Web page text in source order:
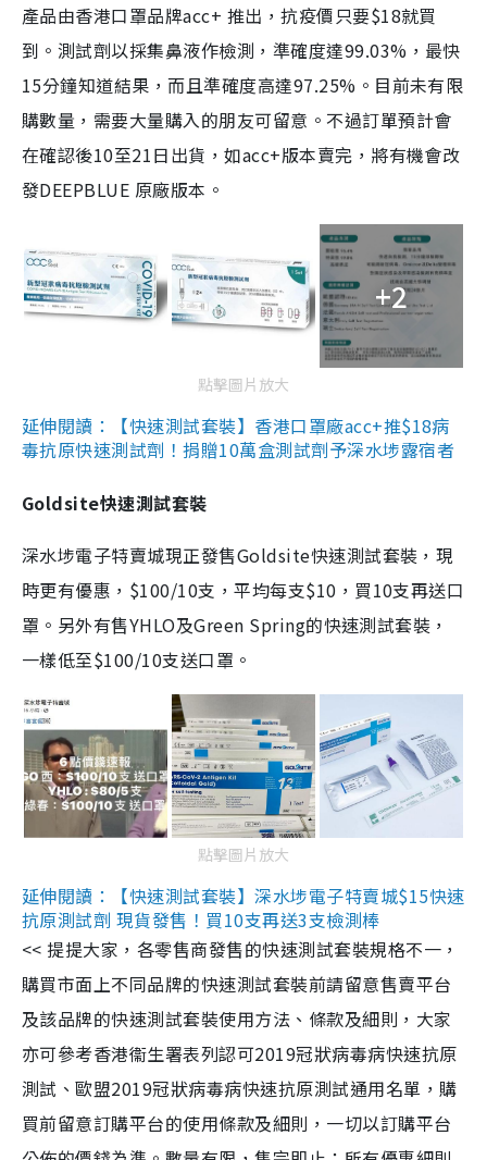
產品由香港口罩品牌acc+ 推出，抗疫價只要$18就買
到。測試劑以採集鼻液作檢測，準確度達99.03%，最快
15分鐘知道結果，而且準確度高達97.25%。目前未有限
購數量，需要大量購入的朋友可留意。不過訂單預計會
在確認後10至21日出貨，如acc+版本賣完，將有機會改
發DEEPBLUE 原廠版本。
+2
點擊圖片放大
延伸閱讀：【快速測試套裝】香港口罩廠acc+推$18病
毒抗原快速測試劑！捐贈10萬盒測試劑予深水埗露宿者
Goldsite快速測試套裝
深水埗電子特賣城現正發售Goldsite快速測試套裝，現
時更有優惠，$100/10支，平均每支$10，買10支再送口
罩。另外有售YHLO及Green Spring的快速測試套裝，
一樣低至$100/10支送口罩。
點擊圖片放大
延伸閱讀：【快速測試套裝】深水埗電子特賣城$15快速
抗原測試劑 現貨發售！買10支再送3支檢測棒
<< 提提大家，各零售商發售的快速測試套裝規格不一，
購買市面上不同品牌的快速測試套裝前請留意售賣平台
及該品牌的快速測試套裝使用方法、條款及細則，大家
亦可參考香港衞生署表列認可2019冠狀病毒病快速抗原
測試、歐盟2019冠狀病毒病快速抗原測試通用名單，購
買前留意訂購平台的使用條款及細則，一切以訂購平台